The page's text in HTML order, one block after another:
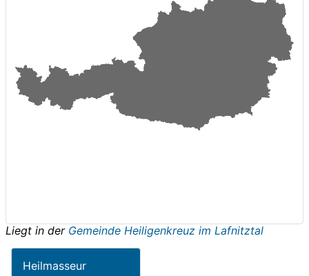
Liegt in der Gemeinde Heiligenkreuz im Lafnitztal
Heilmasseur